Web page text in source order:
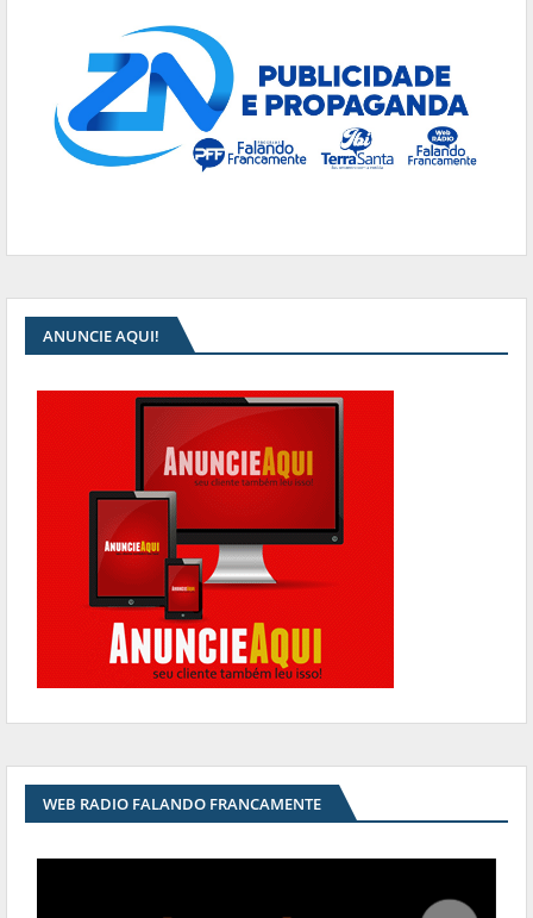
ANUNCIE AQUI!
WEB RADIO FALANDO FRANCAMENTE